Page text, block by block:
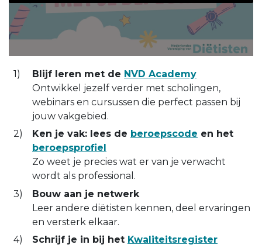
Blijf leren met de NVD Academy
Ontwikkel jezelf verder met scholingen,
webinars en cursussen die perfect passen bij
jouw vakgebied.
Ken je vak: lees de beroepscode en het
beroepsprofiel
Zo weet je precies wat er van je verwacht
wordt als professional.
Bouw aan je netwerk
Leer andere diëtisten kennen, deel ervaringen
en versterk elkaar.
Schrijf je in bij het Kwaliteitsregister